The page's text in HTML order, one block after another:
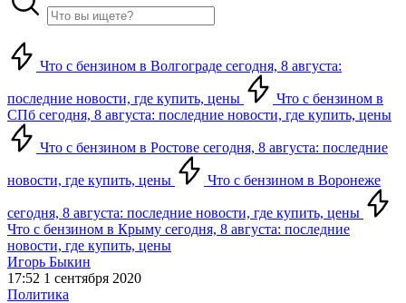
Что с бензином в Волгограде сегодня, 8 августа:
последние новости, где купить, цены
Что с бензином в
СПб сегодня, 8 августа: последние новости, где купить, цены
Что с бензином в Ростове сегодня, 8 августа: последние
новости, где купить, цены Что с бензином в Воронеже
сегодня, 8 августа: последние новости, где купить, цены
Что с бензином в Крыму сегодня, 8 августа: последние
новости, где купить, цены
Игорь Быкин
17:52 1 сентября 2020
Политика